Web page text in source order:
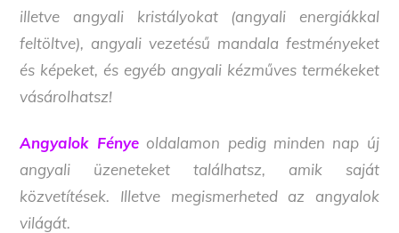
illetve angyali kristályokat (angyali energiákkal
feltöltve), angyali vezetésű mandala festményeket
és képeket, és egyéb angyali kézműves termékeket
vásárolhatsz!
Angyalok Fényeoldalamon pedig minden nap új
angyali üzeneteket találhatsz, amik saját
közvetítések. Illetve megismerheted az angyalok
világát.